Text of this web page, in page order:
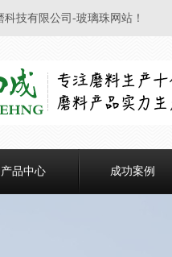
技有限公司-玻璃珠网站！
产品中心 成功案例